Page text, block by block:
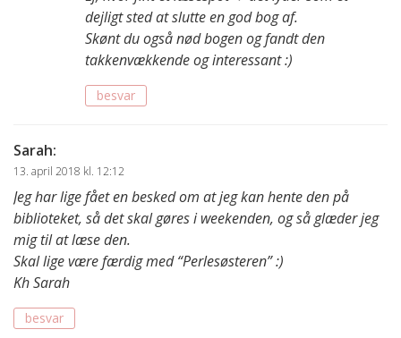
dejligt sted at slutte en god bog af.
Skønt du også nød bogen og fandt den
takkenvækkende og interessant :)
besvar
Sarah:
13. april 2018 kl. 12:12
Jeg har lige fået en besked om at jeg kan hente den på
biblioteket, så det skal gøres i weekenden, og så glæder jeg
mig til at læse den.
Skal lige være færdig med “Perlesøsteren” :)
Kh Sarah
besvar